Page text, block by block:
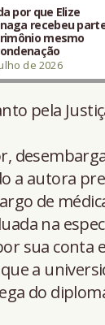
por que Elize
recebeu
mesmo
de 2026
pela
a autora
de
na
sua conta
a
do